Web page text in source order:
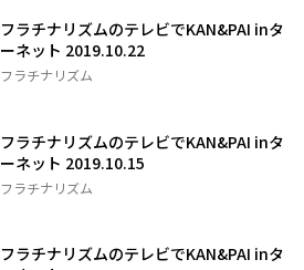
フラチナリズムのテレビでKAN&PAI inタ
ーネット 2019.10.22
フラチナリズム
フラチナリズムのテレビでKAN&PAI inタ
ーネット 2019.10.15
フラチナリズム
フラチナリズムのテレビでKAN&PAI inタ